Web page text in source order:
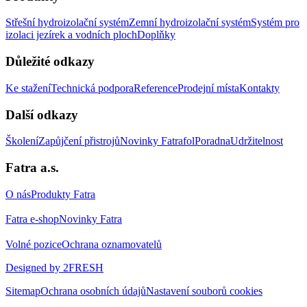
Střešní hydroizolační systémZemní hydroizolační systémSystém pro
izolaci jezírek a vodních plochDoplňky
Důležité odkazy
Ke staženíTechnická podporaReferenceProdejní místaKontakty
Další odkazy
ŠkoleníZapůjčení přistrojůNovinky FatrafolPoradnaUdržitelnost
Fatra a.s.
O násProdukty Fatra
Fatra e-shopNovinky Fatra
Volné poziceOchrana oznamovatelů
Designed by 2FRESH
SitemapOchrana osobních údajůNastavení souborů cookies